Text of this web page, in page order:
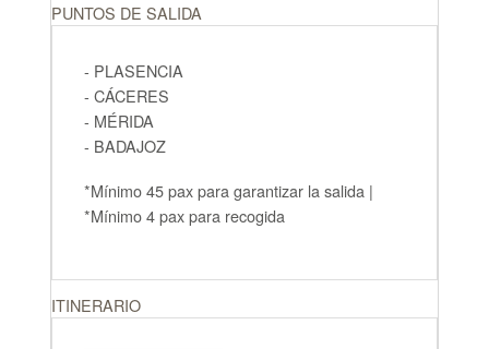
PUNTOS DE SALIDA
- PLASENCIA
- CÁCERES
- MÉRIDA
- BADAJOZ
*Mínimo 45 pax para garantizar la salida |
*Mínimo 4 pax para recogida
ITINERARIO